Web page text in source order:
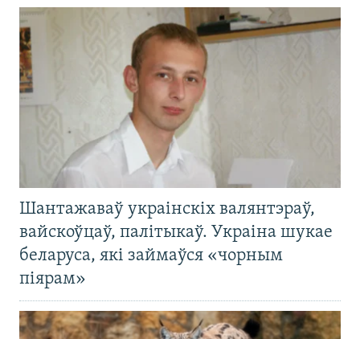
Шантажаваў украінскіх валянтэраў,
вайскоўцаў, палітыкаў. Украіна шукае
беларуса, які займаўся «чорным
піярам»